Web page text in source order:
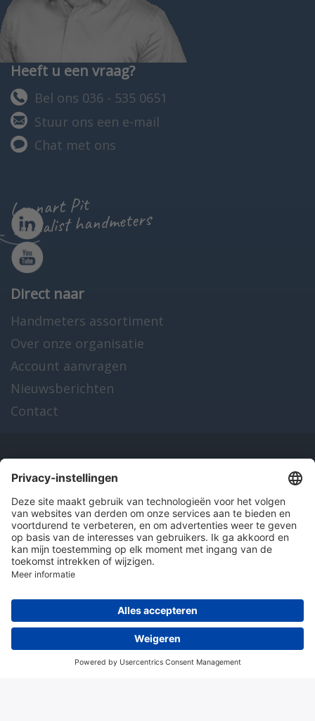
Heeft u een vraag?
Bel ons 036 - 535 0651
Stuur ons een e-mail
Chat met ons
Lennart Pit
specialist handmeters
Direct naar
Handmeters assortiment
Over onze organisatie
Account aanvragen
Nieuwsberichten
Contact
Onze producten
en diensten
Over Hitma
Algemene voorwaarden Disclaimer
Colofon
© 2026 Hitma B.V.